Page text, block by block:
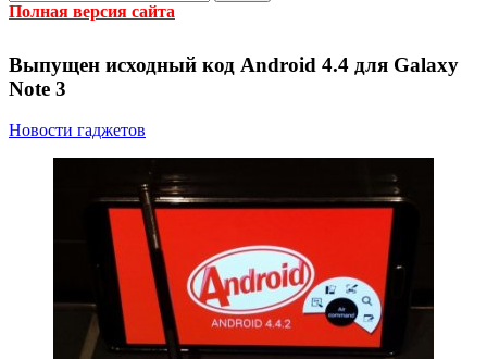
Полная версия сайта
Выпущен исходный код Android 4.4 для Galaxy
Note 3
Новости гаджетов